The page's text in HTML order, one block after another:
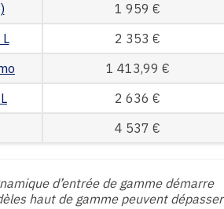
1 959 €
2 353 €
1 413,99 €
2 636 €
4 537 €
d’entrée de gamme démarre
haut de gamme peuvent dépasser